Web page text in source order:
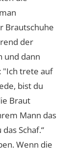
Brautschuhe
der
und dann
"Ich trete auf
bist du
Braut
Mann das
Schaf.“
Wenn die